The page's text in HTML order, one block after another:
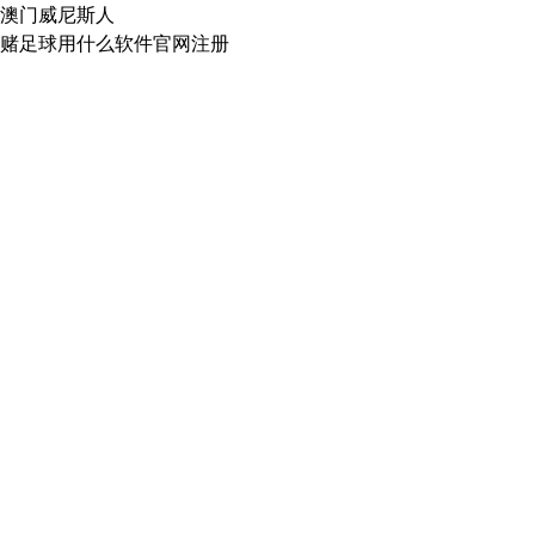
澳门威尼斯人
赌足球用什么软件官网注册